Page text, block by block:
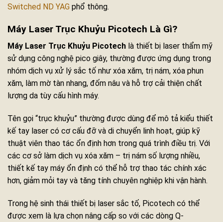
Switched ND YAG phổ thông.
Máy Laser Trục Khuỷu Picotech Là Gì?
Máy Laser Trục Khuỷu Picotech là thiết bị laser thẩm mỹ
sử dụng công nghệ pico giây, thường được ứng dụng trong
nhóm dịch vụ xử lý sắc tố như xóa xăm, trị nám, xóa phun
xăm, làm mờ tàn nhang, đốm nâu và hỗ trợ cải thiện chất
lượng da tùy cấu hình máy.
Tên gọi “trục khuỷu” thường được dùng để mô tả kiểu thiết
kế tay laser có cơ cấu đỡ và di chuyển linh hoạt, giúp kỹ
thuật viên thao tác ổn định hơn trong quá trình điều trị. Với
các cơ sở làm dịch vụ xóa xăm – trị nám số lượng nhiều,
thiết kế tay máy ổn định có thể hỗ trợ thao tác chính xác
hơn, giảm mỏi tay và tăng tính chuyên nghiệp khi vận hành.
Trong hệ sinh thái thiết bị laser sắc tố, Picotech có thể
được xem là lựa chọn nâng cấp so với các dòng Q-